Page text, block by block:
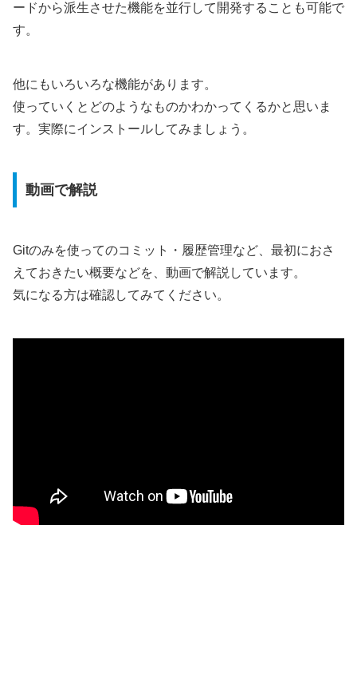
ードから派生させた機能を並行して開発することも可能で
す。
他にもいろいろな機能があります。
使っていくとどのようなものかわかってくるかと思いま
す。実際にインストールしてみましょう。
動画で解説
Gitのみを使ってのコミット・履歴管理など、最初におさ
えておきたい概要などを、動画で解説しています。
気になる方は確認してみてください。